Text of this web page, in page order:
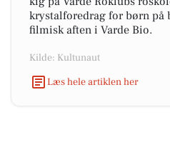
krystalforedrag for børn på
filmisk aften i Varde Bio.
Kilde: Kultunaut
Læs hele artiklen her